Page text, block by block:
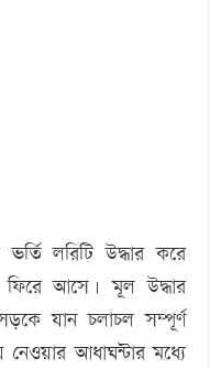
লরিটি উদ্ধার করে
ফিরে আসে। মূল উদ্ধার
যান চলাচল সম্পূর্ণ
নেওয়ার আধাঘন্টার মধ্যে